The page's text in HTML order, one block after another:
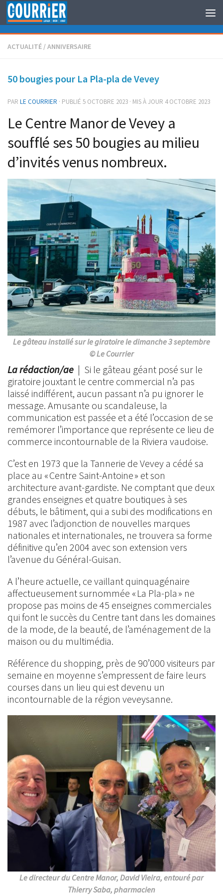
Au dessous du contenu
ACTUALITÉ /ANNIVERSAIRE
50 bougies pour La Pla-pla de Vevey
PAR LE COURRIER · PUBLIÉ 5 OCTOBRE 2023 · MIS À JOUR 4 OCTOBRE 2023
Le Centre Manor de Vevey a
soufflé ses 50 bougies au milieu
d’invités venus nombreux.
Le gâteau installé sur le giratoire le dimanche 3 septembre
© Le Courrier
La rédaction/ae | Si le gâteau géant posé sur le
giratoire jouxtant le centre commercial n’a pas
laissé indifférent, aucun passant n’a pu ignorer le
message. Amusante ou scandaleuse, la
communication est passée et a été l’occasion de se
remémorer l’importance que représente ce lieu de
commerce incontournable de la Riviera vaudoise.
C’est en 1973 que la Tannerie de Vevey a cédé sa
place au « Centre Saint-Antoine » et son
architecture avant-gardiste. Ne comptant que deux
grandes enseignes et quatre boutiques à ses
débuts, le bâtiment, qui a subi des modifications en
1987 avec l’adjonction de nouvelles marques
nationales et internationales, ne trouvera sa forme
définitive qu’en 2004 avec son extension vers
l’avenue du Général-Guisan.
A l’heure actuelle, ce vaillant quinquagénaire
affectueusement surnommée « La Pla-pla » ne
propose pas moins de 45 enseignes commerciales
qui font le succès du Centre tant dans les domaines
de la mode, de la beauté, de l’aménagement de la
maison ou du multimédia.
Référence du shopping, près de 90’000 visiteurs par
semaine en moyenne s’empressent de faire leurs
courses dans un lieu qui est devenu un
incontournable de la région veveysanne.
Le directeur du Centre Manor, David Vieira, entouré par
Thierry Saba, pharmacien